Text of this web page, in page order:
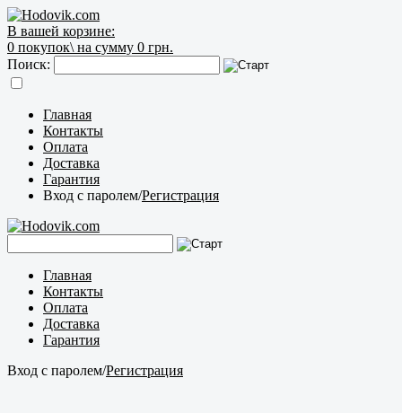
В вашей корзине:
0 покупок\ на сумму 0 грн.
Поиск:
Главная
Контакты
Оплата
Доставка
Гарантия
Вход с паролем/Регистрация
Главная
Контакты
Оплата
Доставка
Гарантия
Вход с паролем/Регистрация